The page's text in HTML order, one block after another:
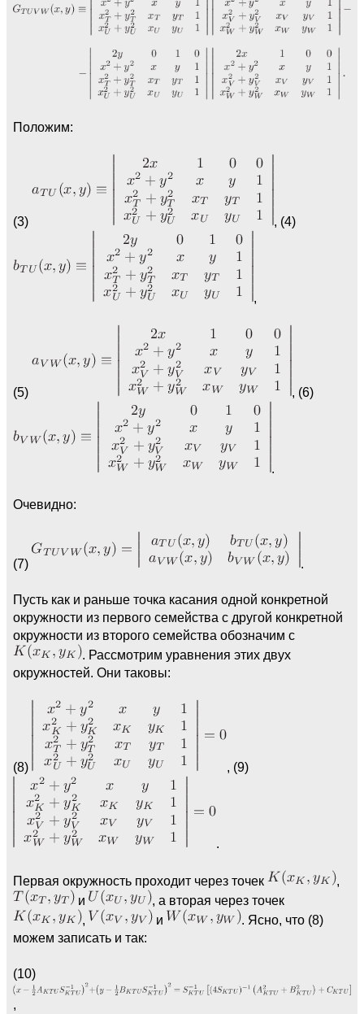
Положим:
(3) , (4)
,
(5) , (6)
.
Очевидно:
(7) .
Пусть как и раньше точка касания одной конкретной
окружности из первого семейства с другой конкретной
окружности из второго семейства обозначим с
. Рассмотрим уравнения этих двух
окружностей. Они таковы:
(8) , (9)
.
Первая окружность проходит через точек
,
и
, а вторая через точек
,
и
. Ясно, что (8)
можем записать и так:
(10)
,